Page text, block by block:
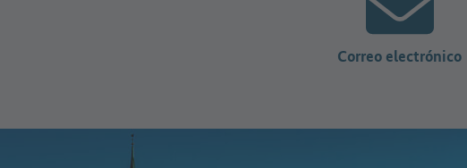
Correo electrónico